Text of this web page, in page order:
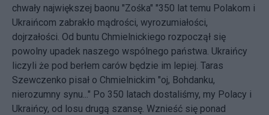
chwały największej baonu "Zośka" "350 lat temu Polakom i
Ukraińcom zabrakło mądrości, wyrozumiałości,
dojrzałości. Od buntu Chmielnickiego rozpoczął się
powolny upadek naszego wspólnego państwa. Ukraińcy
liczyli że pod berłem carów będzie im lepiej. Taras
Szewczenko pisał o Chmielnickim "oj, Bohdanku,
nierozumny synu..." Po 350 latach dostaliśmy, my Polacy i
Ukraińcy, od losu drugą szansę. Wznieść się ponad